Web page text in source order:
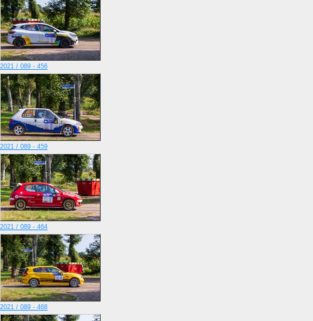
2021 / 089 - 456
2021 / 089 - 459
2021 / 089 - 464
2021 / 089 - 468